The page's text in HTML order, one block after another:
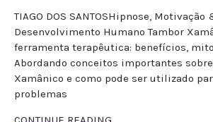
TIAGO DOS SANTOSHipnose, Motivação
Desenvolvimento Humano Tambor
ferramenta terapêutica: benefícios,
Abordando conceitos importantes
Xamânico e como pode ser utilizado
problemas